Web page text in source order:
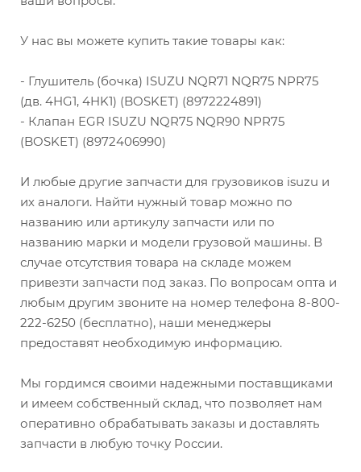
У нас вы можете купить такие товары как:
- Глушитель (бочка) ISUZU NQR71 NQR75 NPR75
(дв. 4HG1, 4HK1) (BOSKET) (8972224891)
- Клапан EGR ISUZU NQR75 NQR90 NPR75
(BOSKET) (8972406990)
И любые другие запчасти для грузовиков isuzu и
их аналоги. Найти нужный товар можно по
названию или артикулу запчасти или по
названию марки и модели грузовой машины. В
случае отсутствия товара на складе можем
привезти запчасти под заказ. По вопросам опта и
любым другим звоните на номер телефона 8-800-
222-6250 (бесплатно), наши менеджеры
предоставят необходимую информацию.
Мы гордимся своими надежными поставщиками
и имеем собственный склад, что позволяет нам
оперативно обрабатывать заказы и доставлять
запчасти в любую точку России.